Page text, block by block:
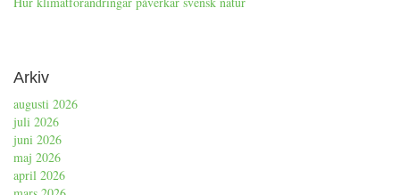
Arkiv
augusti 2026
juli 2026
juni 2026
maj 2026
april 2026